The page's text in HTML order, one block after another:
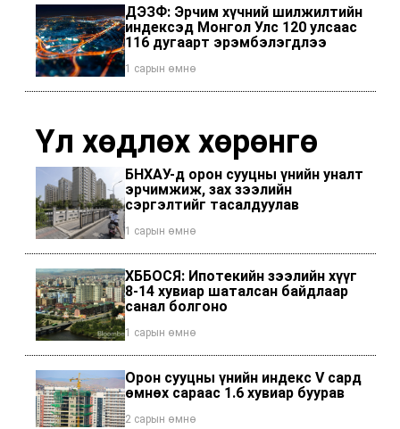
ДЭЗФ: Эрчим хүчний шилжилтийн
индексэд Монгол Улс 120 улсаас
116 дугаарт эрэмбэлэгдлээ
1 сарын өмнө
Үл хөдлөх хөрөнгө
БНХАУ-д орон сууцны үнийн уналт
эрчимжиж, зах зээлийн
сэргэлтийг тасалдуулав
1 сарын өмнө
ХББОСЯ: Ипотекийн зээлийн хүүг
8-14 хувиар шаталсан байдлаар
санал болгоно
1 сарын өмнө
Орон сууцны үнийн индекс V сард
өмнөх сараас 1.6 хувиар буурав
2 сарын өмнө